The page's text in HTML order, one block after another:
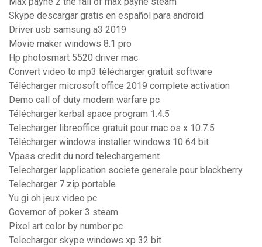
Skype descargar gratis en español para android
Driver usb samsung a3 2019
Movie maker windows 8.1 pro
Hp photosmart 5520 driver mac
Convert video to mp3 télécharger gratuit software
Télécharger microsoft office 2019 complete activation
Demo call of duty modern warfare pc
Télécharger kerbal space program 1.4.5
Telecharger libreoffice gratuit pour mac os x 10.7.5
Télécharger windows installer windows 10 64 bit
Vpass credit du nord telechargement
Telecharger lapplication societe generale pour blackberry
Telecharger 7 zip portable
Yu gi oh jeux video pc
Governor of poker 3 steam
Pixel art color by number pc
Telecharger skype windows xp 32 bit